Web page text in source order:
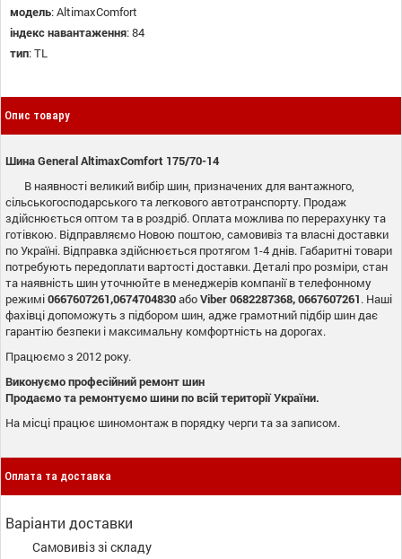
модель:AltimaxComfort
індекс навантаження:84
тип:TL
Опис товару
Шина General AltimaxComfort 175/70-14
В наявності великий вибір шин, призначених для вантажного,
сільськогосподарського та легкового автотранспорту. Продаж
здійснюється оптом та в роздріб. Оплата можлива по перерахунку та
готівкою. Відправляємо Новою поштою, самовивіз та власні доставки
по Україні. Відправка здійснюється протягом 1-4 днів. Габаритні товари
потребують передоплати вартості доставки. Деталі про розміри, стан
та наявність шин уточнюйте в менеджерів компанії в телефонному
режимі0667607261,0674704830абоViber0682287368, 0667607261. Наші
фахівці допоможуть з підбором шин, адже грамотний підбір шин дає
гарантію безпеки і максимальну комфортність на дорогах.
Працюємо з 2012 року.
Виконуємо професійний ремонт шин
Продаємо та ремонтуємо шини по всій території України.
На місці працює шиномонтаж в порядку черги та за записом.
Оплата та доставка
Варіанти доставки
Самовивіз зі складу